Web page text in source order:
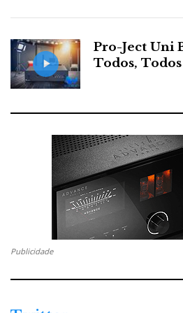
downsampling. E aí, já não
HIGH END 2026 — Vienna:
Photo Highlights
Nota: veja o video em 4k full
Pro-Ject Uni
Todos,
Publicidade